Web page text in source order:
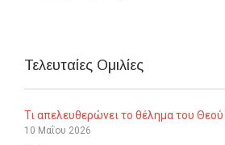
Τελευταίες Ομιλίες
Τι απελευθερώνει το θέλημα του Θεού
10 Μαΐου 2026